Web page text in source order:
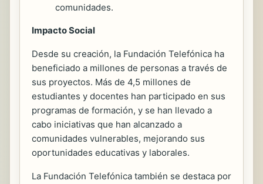
comunidades.
Impacto Social
Desde su creación, la Fundación Telefónica ha
beneficiado a millones de personas a través de
sus proyectos. Más de 4,5 millones de
estudiantes y docentes han participado en sus
programas de formación, y se han llevado a
cabo iniciativas que han alcanzado a
comunidades vulnerables, mejorando sus
oportunidades educativas y laborales.
La Fundación Telefónica también se destaca por